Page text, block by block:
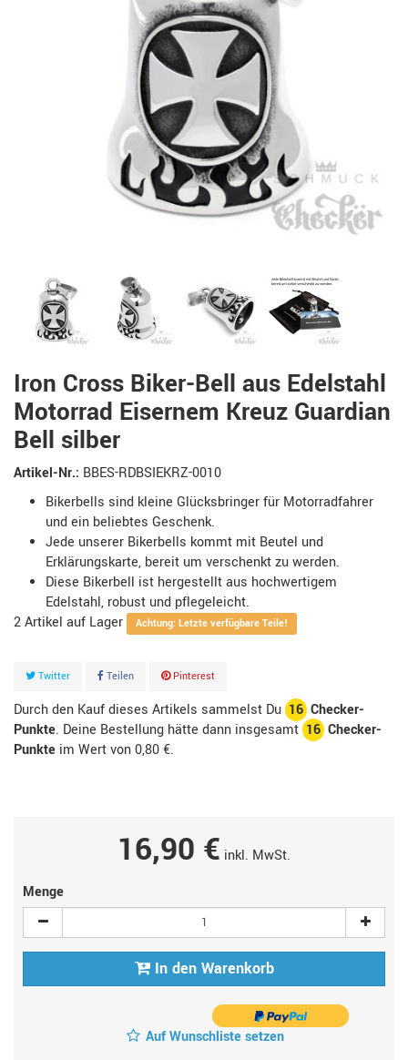
Iron Cross Biker-Bell aus Edelstahl
Motorrad Eisernem Kreuz Guardian
Bell silber
Artikel-Nr.: BBES-RDBSIEKRZ-0010
Bikerbells sind kleine Glücksbringer für Motorradfahrer
und ein beliebtes Geschenk.
Jede unserer Bikerbells kommt mit Beutel und
Erklärungskarte, bereit um verschenkt zu werden.
Diese Bikerbell ist hergestellt aus hochwertigem
Edelstahl, robust und pflegeleicht.
2Artikel Achtung: Letzte verfügbare Teile!
Twitter Teilen Pinterest
Durch den Kauf dieses Artikels sammelst Du 16 Checker-
Punkte. Deine Bestellung hätte dann insgesamt 16 Checker-
Punkte im Wert von0,80 €.
16,90 € inkl. MwSt.
Menge
In den Warenkorb
Auf Wunschliste setzen